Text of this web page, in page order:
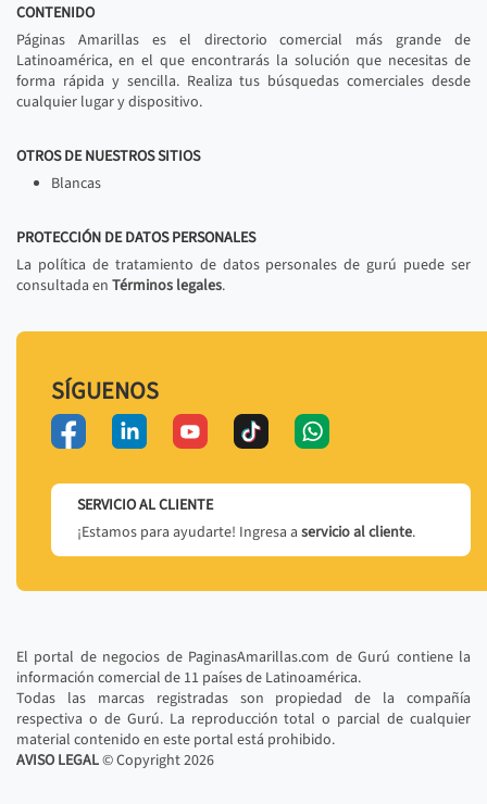
CONTENIDO
Páginas Amarillas es el directorio comercial más grande de
Latinoamérica, en el que encontrarás la solución que necesitas de
forma rápida y sencilla. Realiza tus búsquedas comerciales desde
cualquier lugar y dispositivo.
OTROS DE NUESTROS SITIOS
Blancas
PROTECCIÓN DE DATOS PERSONALES
La política de tratamiento de datos personales de gurú puede ser
consultada en Términos legales.
SÍGUENOS
SERVICIO AL CLIENTE
¡Estamos para ayudarte! Ingresa a servicio al cliente.
El portal de negocios de PaginasAmarillas.com de Gurú contiene la
información comercial de 11 países de Latinoamérica.
Todas las marcas registradas son propiedad de la compañía
respectiva o de Gurú. La reproducción total o parcial de cualquier
material contenido en este portal está prohibido.
AVISO LEGAL© Copyright2026